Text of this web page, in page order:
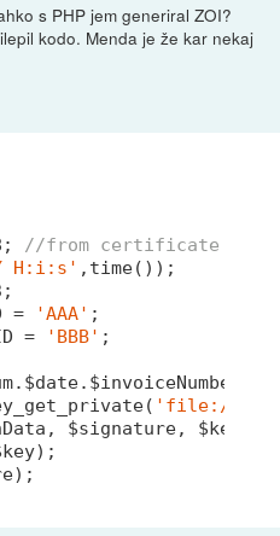
s PHP jem generiral ZOI?
kodo. Menda je že kar nekaj
; //from certificate
H:i:s' ,time());
;
=
'AAA' ;
=
'BBB' ;
'file://
$signature, $key,